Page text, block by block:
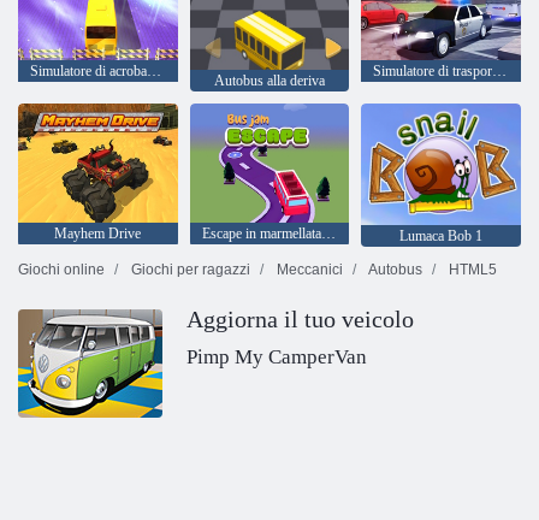
Simulatore di acrobazie per autobus rampa
Autobus alla deriva
Simulatore di trasporto di criminali
Mayhem Drive Escape in marmellata di autobus
Lumaca Bob 1
Giochi online
Giochi per ragazzi Meccanici Autobus HTML5
Aggiorna il tuo veicolo
Pimp My CamperVan